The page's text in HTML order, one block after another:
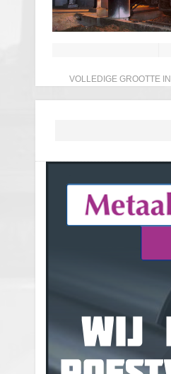
VOLLEDIGE GROOTTE IN